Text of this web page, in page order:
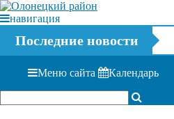
навигация
Последние новости
Меню сайта Календарь